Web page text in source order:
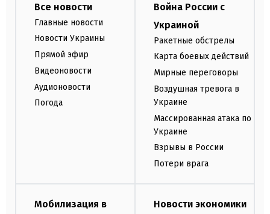
Все новости
Главные новости
Новости Украины
Прямой эфир
Видеоновости
Аудионовости
Погода
Война России с
Украиной
Ракетные обстрелы
Карта боевых действий
Мирные переговоры
Воздушная тревога в
Украине
Массированная атака по
Украине
Взрывы в России
Потери врага
Мобилизация в
Новости экономики